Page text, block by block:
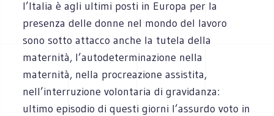
l’Italia è agli ultimi posti in Europa per la
presenza delle donne nel mondo del lavoro
sono sotto attacco anche la tutela della
maternità, l’autodeterminazione nella
maternità, nella procreazione assistita,
nell’interruzione volontaria di gravidanza:
ultimo episodio di questi giorni l’assurdo voto in